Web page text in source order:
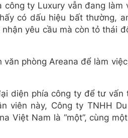
ty Luxury vẫn đang làm
có dấu hiệu bất thường,
yêu cầu mà còn tỏ thái
phòng Areana để làm
diện phía công ty để tư vấn
viên này, Công ty TNHH
Việt Nam là “một”, cùng